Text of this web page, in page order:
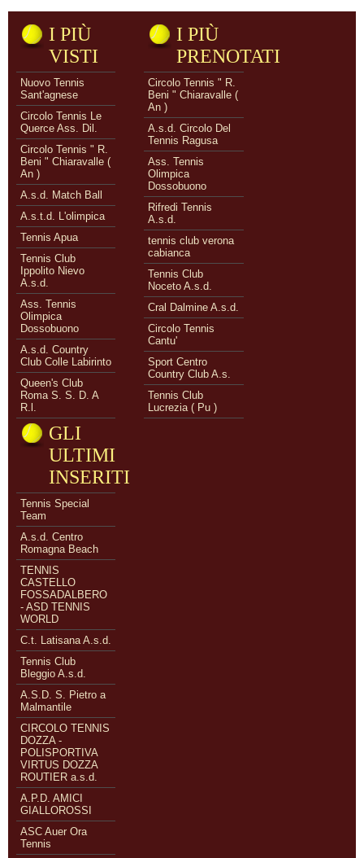
I PIÙ
VISTI
Nuovo Tennis
Sant'agnese
Circolo Tennis Le
Querce Ass. Dil.
Circolo Tennis " R.
Beni " Chiaravalle (
An )
A.s.d. Match Ball
A.s.t.d. L'olimpica
Tennis Apua
Tennis Club
Ippolito Nievo
A.s.d.
Ass. Tennis
Olimpica
Dossobuono
A.s.d. Country
Club Colle Labirinto
Queen's Club
Roma S. S. D. A
R.l.
I PIÙ
PRENOTATI
Circolo Tennis " R.
Beni " Chiaravalle (
An )
A.s.d. Circolo Del
Tennis Ragusa
Ass. Tennis
Olimpica
Dossobuono
Rifredi Tennis
A.s.d.
tennis club verona
cabianca
Tennis Club
Noceto A.s.d.
Cral Dalmine A.s.d.
Circolo Tennis
Cantu'
Sport Centro
Country Club A.s.
Tennis Club
Lucrezia ( Pu )
GLI
ULTIMI
INSERITI
Tennis Special
Team
A.s.d. Centro
Romagna Beach
TENNIS
CASTELLO
FOSSADALBERO
- ASD TENNIS
WORLD
C.t. Latisana A.s.d.
Tennis Club
Bleggio A.s.d.
A.S.D. S. Pietro a
Malmantile
CIRCOLO TENNIS
DOZZA -
POLISPORTIVA
VIRTUS DOZZA
ROUTIER a.s.d.
A.P.D. AMICI
GIALLOROSSI
ASC Auer Ora
Tennis